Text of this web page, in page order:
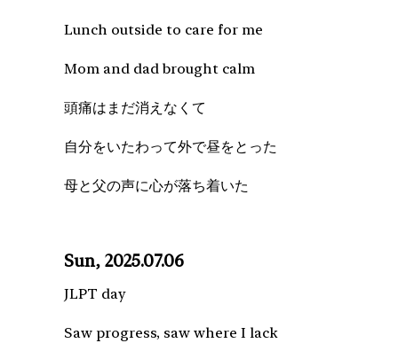
Lunch outside to care for me
Mom and dad brought calm
頭痛はまだ消えなくて
自分をいたわって外で昼をとった
母と父の声に心が落ち着いた
Sun, 2025.07.06
JLPT day
Saw progress, saw where I lack